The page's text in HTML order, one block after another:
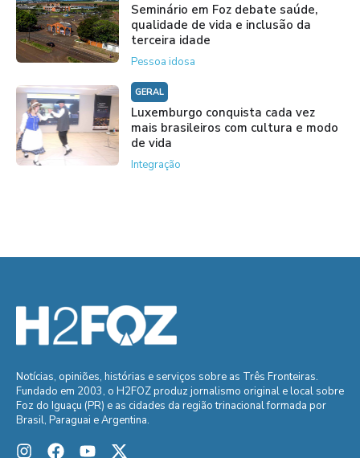
Seminário em Foz debate saúde,
qualidade de vida e inclusão da
terceira idade
Pessoa idosa
GERAL
Luxemburgo conquista cada vez
mais brasileiros com cultura e modo
de vida
Integração
Notícias, opiniões, histórias e serviços sobre as Três Fronteiras.
Fundado em 2003, o H2FOZ produz jornalismo original e local sobre
Foz do Iguaçu (PR) e as cidades da região trinacional formada por
Brasil, Paraguai e Argentina.